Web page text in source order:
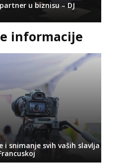
u biznisu – DJ
informacije
i snimanje svih vaših slavlja